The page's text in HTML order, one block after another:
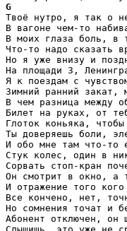
G
Твоё нутро, я так о
В вагоне чем-то
В моих глаза боль, в
Что-то надо сказать
Но я уже внизу и
На площади 3,
Я к поездам с
Зимний ранний закат,
В чем разница между
Билет на руках, от
Глоток коньяка,
Ты доверяешь боли,
И обо мне там что-то
Стук колес, один в
Сорвать стоп-кран
Он смотрит в окно, а
И отражение того
Все кончено, нет,
Но сомнения точат и
Абонент отключен, он